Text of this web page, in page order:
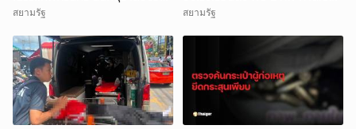
รวม 7 ราย เป็นครู 3 ราย นักเรียน
กว่า 15 ราย
สยามรัฐ
ปู่-ย่า โดนสังหารก่อนก่อเหตุ
สยามรัฐ